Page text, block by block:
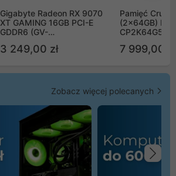
Gigabyte Radeon RX 9070
XT GAMING 16GB PCI-E
GDDR6 (GV-
3 249,00 zł
Pamięć
(2x64GB)
7 999,00 zł
Zobacz więcej polecanych